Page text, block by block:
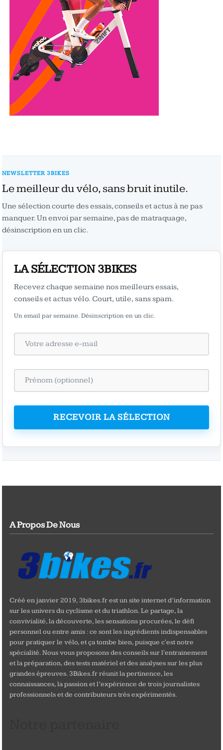
NEWSLETTER 3BIKES
Le meilleur du vélo, sans bruit inutile.
Une sélection courte des essais, conseils et actus à ne pas
manquer. Un envoi par semaine, pas de matraquage,
désinscription en un clic.
LA SÉLECTION 3BIKES
Recevez chaque semaine nos meilleurs essais,
conseils et actus vélo. Court, utile, sans spam.
Un email par semaine. Désinscription en un clic.
RECEVOIR LA SÉLECTION
A Propos De Nous
Créé en janvier 2019, 3bikes.fr est un site internet d’information
sur les univers du cyclisme et du triathlon. Le partage, la
convivialité, la découverte, les sensations procurées, le défi
personnel ou entre amis : ce sont les ingrédients indispensables
pour pratiquer le vélo, et ça tombe bien, puisque c'est notre
spécialité. Nous vous proposons des conseils sur l'entrainement
et la préparation, des tests matériel et des analyses sur les plus
grandes épreuves. 3Bikes.fr réunit la pertinence, les
connaissances, la passion et l’expérience de trois journalistes
professionnels et de contributeurs très expérimentés.